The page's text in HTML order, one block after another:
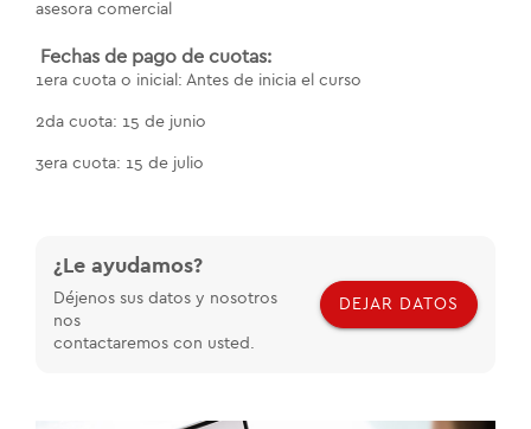
asesora comercial
Fechas de pago de cuotas:
1era cuota o inicial: Antes de inicia el curso
2da cuota: 15 de junio
3era cuota: 15 de julio
¿Le ayudamos?
Déjenos sus datos y nosotros
nos
contactaremos con usted.
DEJAR DATOS